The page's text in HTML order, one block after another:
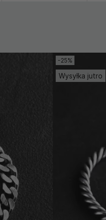
-25%
Wysyłka jutro